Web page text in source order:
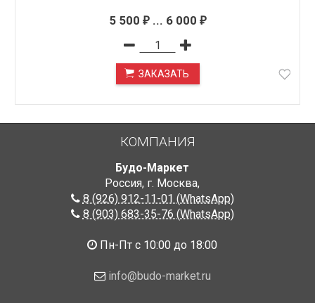
5 500 ₽... 6 000 ₽
ЗАКАЗАТЬ
КОМПАНИЯ
Будо-Маркет
Россия, г. Москва,
8 (926) 912-11-01 (WhatsApp)
8 (903) 683-35-76 (WhatsApp)
Пн-Пт с 10:00 до 18:00
info@budo-market.ru